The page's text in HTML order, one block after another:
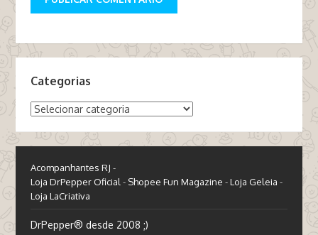
Categorias
Categorias
Acompanhantes RJ -
Loja DrPepper Oficial - Shopee Fun Magazine -Loja Geleia -
Loja LaCriativa
DrPepper® desde 2008 ;)